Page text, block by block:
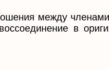
между
в